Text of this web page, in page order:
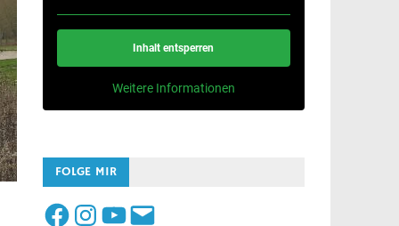
Inhalt entsperren
Weitere Informationen
FOLGE MIR
FacebookInstagram
YouTube
E-
Mail